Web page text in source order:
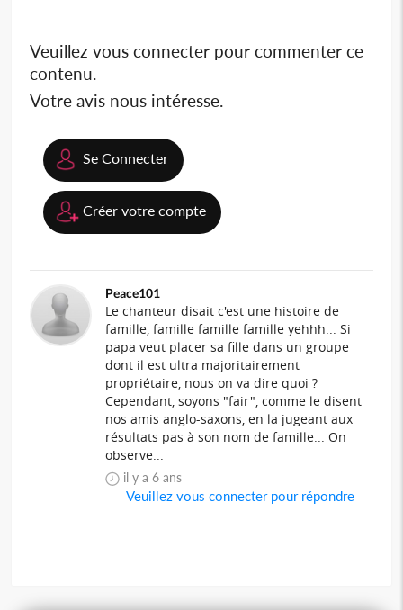
Veuillez vous connecter pour commenter ce
contenu.
Votre avis nous intéresse.
Se Connecter
Créer votre compte
Peace101
Le chanteur disait c'est une histoire de
famille, famille famille famille yehhh... Si
papa veut placer sa fille dans un groupe
dont il est ultra majoritairement
propriétaire, nous on va dire quoi ?
Cependant, soyons "fair", comme le disent
nos amis anglo-saxons, en la jugeant aux
résultats pas à son nom de famille... On
observe...
il y a 6 ans
Veuillez vous connecter pour répondre